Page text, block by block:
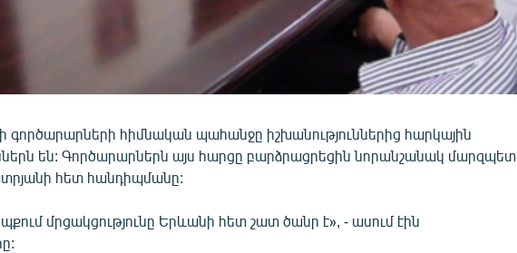
գործարարների հիմնական պահանջը իշխանություններից հարկային
են: Գործարարներն այս հարցը բարձրացրեցին նորանշանակ մարզպետ
հետ հանդիպմանը:
մրցակցությունը Երևանի հետ շատ ծանր է», - ասում էին